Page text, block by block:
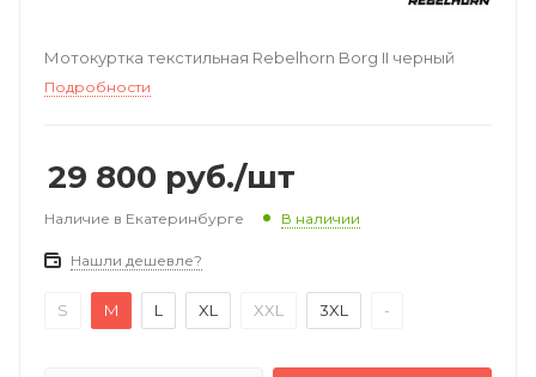
Мотокуртка текстильная Rebelhorn Borg II черный
Подробности
29 800 руб./шт
Наличие в Екатеринбурге В наличии
Нашли дешевле?
S M L XL XXL 3XL -